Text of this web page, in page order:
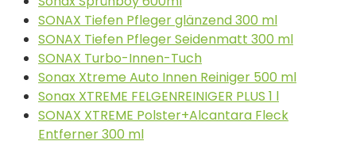
SONAX Tiefen Pfleger glänzend 300 ml
SONAX Tiefen Pfleger Seidenmatt 300 ml
SONAX Turbo-Innen-Tuch
Sonax Xtreme Auto Innen Reiniger 500 ml
Sonax XTREME FELGENREINIGER PLUS 1 l
SONAX XTREME Polster+Alcantara Fleck
Entferner 300 ml